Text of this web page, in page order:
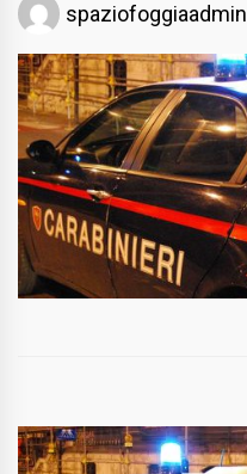
spaziofoggiaadmin